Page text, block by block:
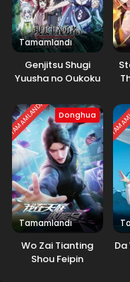
Tales of
Blm 44 -
Tales of
Tales of
Blm 42 -
Tales of
Blm 41 -
Tales of
Tamamlandı
Genjitsu Shugi
Yuusha no Oukoku
TAMAMLANDI Donghua
Tamamlandı
Wo Zai Tianting
Shou Feipin